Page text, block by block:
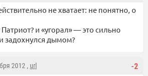
не хватает: не понятно, о
и «угорал» — это сильно
задохнулся дымом?
-2
2012 , url